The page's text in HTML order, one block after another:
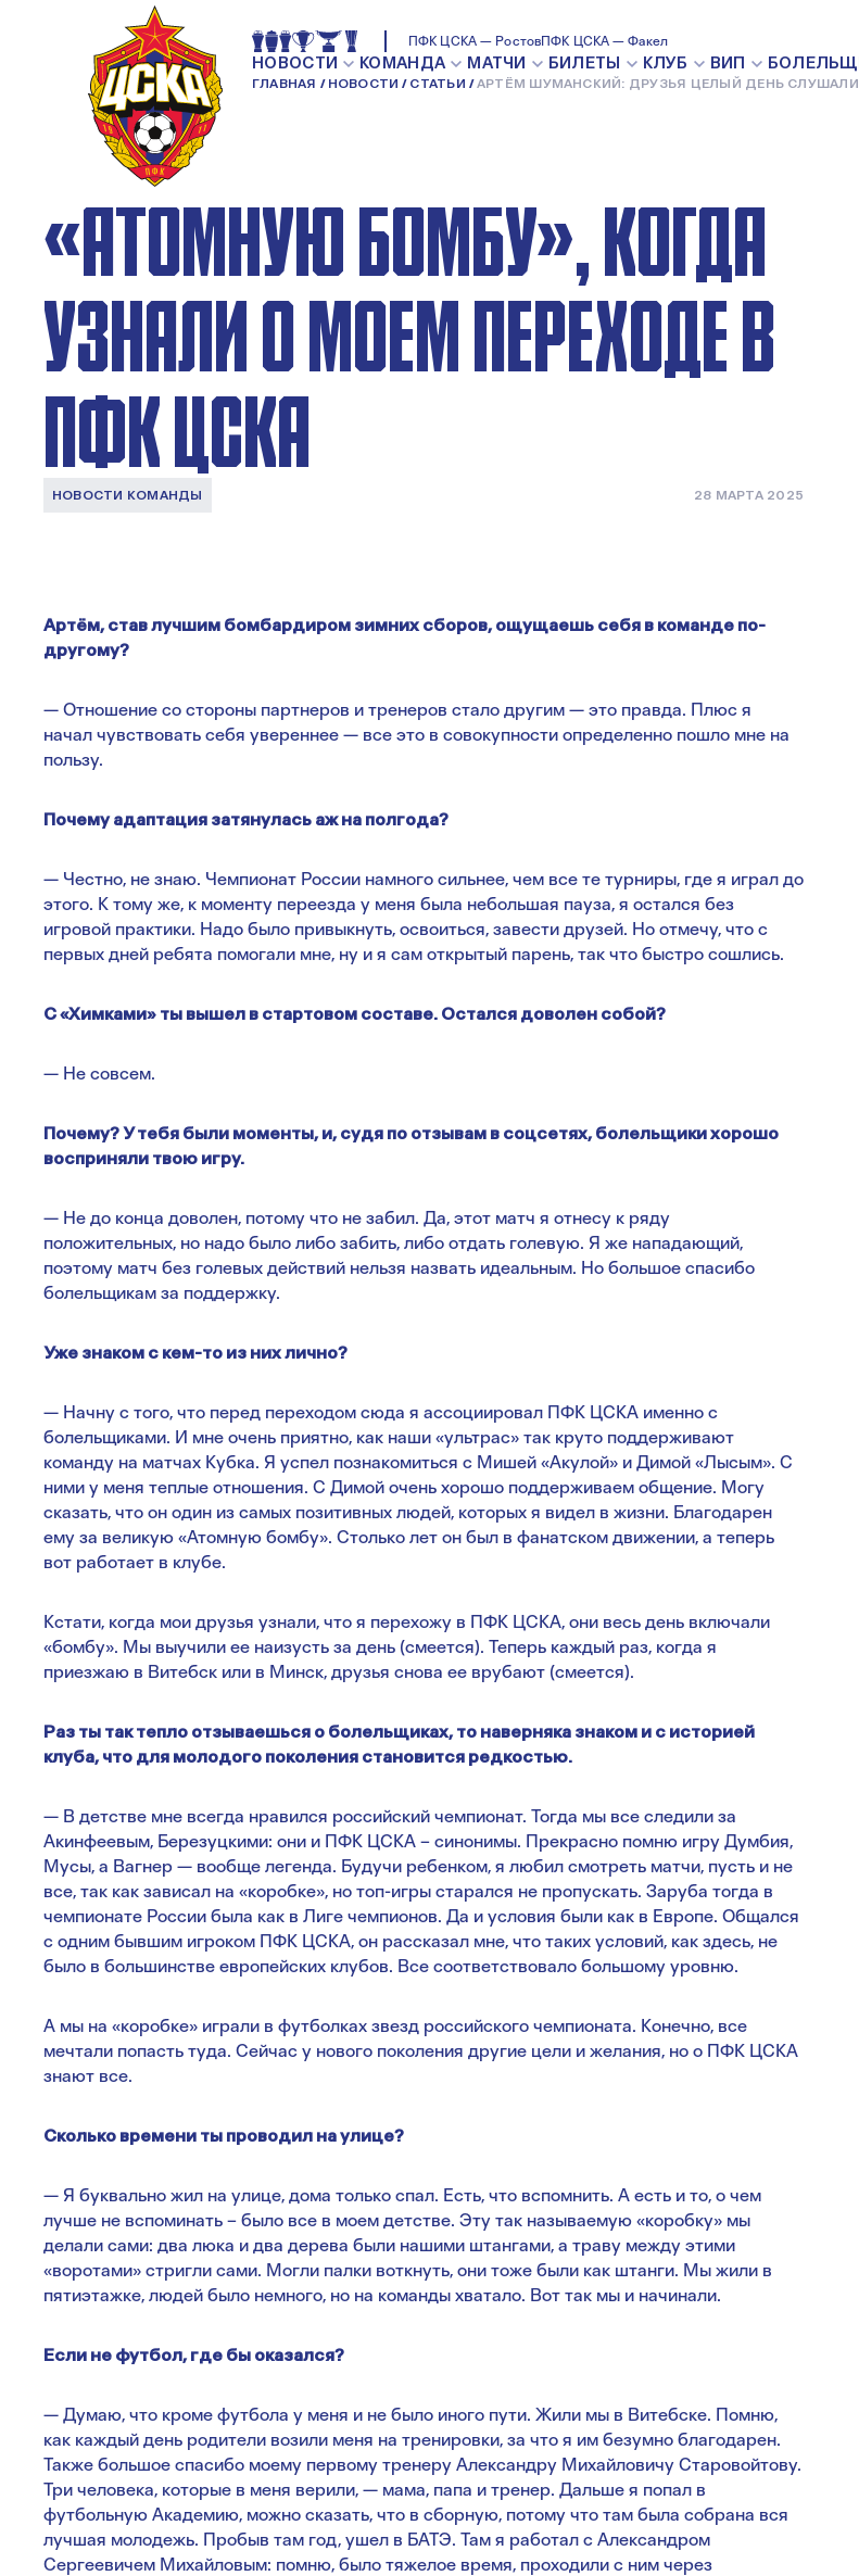
ПФК ЦСКА — РостовПФК ЦСКА — Факел
НОВОСТИ КОМАНДА МАТЧИ БИЛЕТЫ КЛУБ ВИП
ГЛАВНАЯ НОВОСТИ СТАТЬИ
АРТЁМ ШУМАНСКИЙ: ДРУЗЬЯ ЦЕЛЫЙ ДЕНЬ
АРТЁМ ШУМАНСКИЙ: ДРУЗЬЯ
ЦЕЛЫЙ ДЕНЬ СЛУШАЛИ
«АТОМНУЮ БОМБУ», КОГДА
УЗНАЛИ О МОЕМ ПЕРЕХОДЕ В
ПФК ЦСКА
НОВОСТИ КОМАНДЫ 28 МАРТА 2025
Артём, став лучшим бомбардиром зимних сборов, ощущаешь себя в команде по-
другому?
— Отношение со стороны партнеров и тренеров стало другим — это правда. Плюс я
начал чувствовать себя увереннее — все это в совокупности определенно пошло мне на
пользу.
Почему адаптация затянулась аж на полгода?
— Честно, не знаю. Чемпионат России намного сильнее, чем все те турниры, где я играл до
этого. К тому же, к моменту переезда у меня была небольшая пауза, я остался без
игровой практики. Надо было привыкнуть, освоиться, завести друзей. Но отмечу, что с
первых дней ребята помогали мне, ну и я сам открытый парень, так что быстро сошлись.
С «Химками» ты вышел в стартовом составе. Остался доволен собой?
— Не совсем.
Почему? У тебя были моменты, и, судя по отзывам в соцсетях, болельщики хорошо
восприняли твою игру.
— Не до конца доволен, потому что не забил. Да, этот матч я отнесу к ряду
положительных, но надо было либо забить, либо отдать голевую. Я же нападающий,
поэтому матч без голевых действий нельзя назвать идеальным. Но большое спасибо
болельщикам за поддержку.
Уже знаком с кем-то из них лично?
— Начну с того, что перед переходом сюда я ассоциировал ПФК ЦСКА именно с
болельщиками. И мне очень приятно, как наши «ультрас» так круто поддерживают
команду на матчах Кубка. Я успел познакомиться с Мишей «Акулой» и Димой «Лысым». С
ними у меня теплые отношения. С Димой очень хорошо поддерживаем общение. Могу
сказать, что он один из самых позитивных людей, которых я видел в жизни. Благодарен
ему за великую «Атомную бомбу». Столько лет он был в фанатском движении, а теперь
вот работает в клубе.
Кстати, когда мои друзья узнали, что я перехожу в ПФК ЦСКА, они весь день включали
«бомбу». Мы выучили ее наизусть за день (смеется). Теперь каждый раз, когда я
приезжаю в Витебск или в Минск, друзья снова ее врубают (смеется).
Раз ты так тепло отзываешься о болельщиках, то наверняка знаком и с историей
клуба, что для молодого поколения становится редкостью.
— В детстве мне всегда нравился российский чемпионат. Тогда мы все следили за
Акинфеевым, Березуцкими: они и ПФК ЦСКА – синонимы. Прекрасно помню игру Думбия,
Мусы, а Вагнер — вообще легенда. Будучи ребенком, я любил смотреть матчи, пусть и не
все, так как зависал на «коробке», но топ-игры старался не пропускать. Заруба тогда в
чемпионате России была как в Лиге чемпионов. Да и условия были как в Европе. Общался
с одним бывшим игроком ПФК ЦСКА, он рассказал мне, что таких условий, как здесь, не
было в большинстве европейских клубов. Все соответствовало большому уровню.
А мы на «коробке» играли в футболках звезд российского чемпионата. Конечно, все
мечтали попасть туда. Сейчас у нового поколения другие цели и желания, но о ПФК ЦСКА
знают все.
Сколько времени ты проводил на улице?
— Я буквально жил на улице, дома только спал. Есть, что вспомнить. А есть и то, о чем
лучше не вспоминать – было все в моем детстве. Эту так называемую «коробку» мы
делали сами: два люка и два дерева были нашими штангами, а траву между этими
«воротами» стригли сами. Могли палки воткнуть, они тоже были как штанги. Мы жили в
пятиэтажке, людей было немного, но на команды хватало. Вот так мы и начинали.
Если не футбол, где бы оказался?
— Думаю, что кроме футбола у меня и не было иного пути. Жили мы в Витебске. Помню,
как каждый день родители возили меня на тренировки, за что я им безумно благодарен.
Также большое спасибо моему первому тренеру Александру Михайловичу Старовойтову.
Три человека, которые в меня верили, — мама, папа и тренер. Дальше я попал в
футбольную Академию, можно сказать, что в сборную, потому что там была собрана вся
лучшая молодежь. Пробыв там год, ушел в БАТЭ. Там я работал с Александром
Сергеевичем Михайловым: помню, было тяжелое время, проходили с ним через